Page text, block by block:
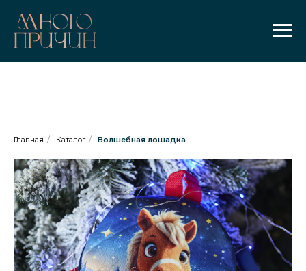
Главная / Каталог / Волшебная лошадка